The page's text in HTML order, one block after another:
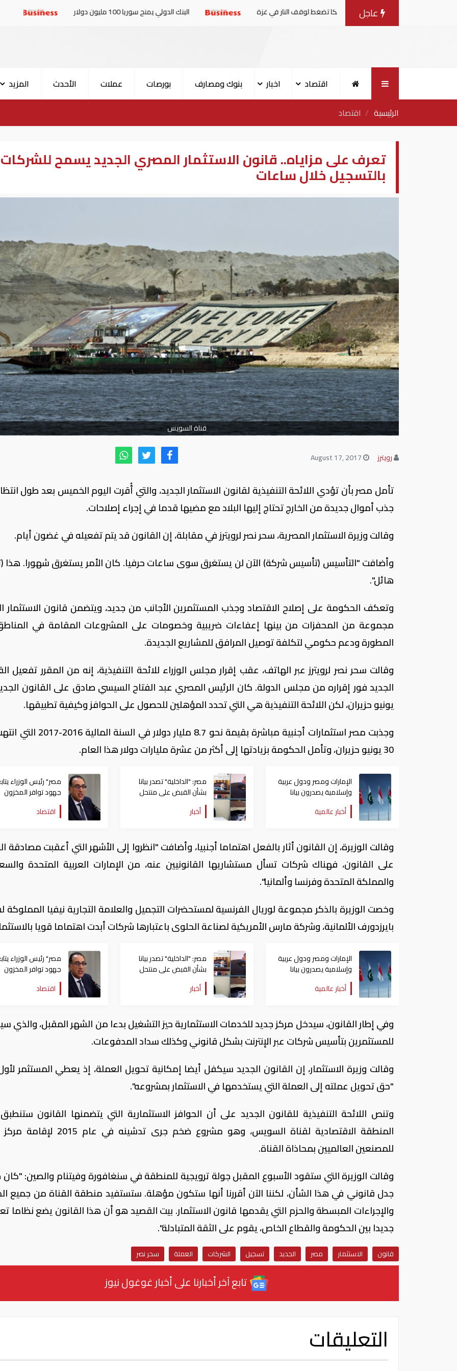
عاجل
مع إسرائيل.. وأمريكا تضغط لوقف النار في غزة البنك الدولي يمنح سوريا 100 مليون دولار الإمارات
اقتصاد اخبار بنوك ومصارف بورصات عملات الأحدث المزيد
الرئيسية
اقتصاد
تعرف على مزاياه.. قانون الاستثمار المصري الجديد يسمح للشركات
بالتسجيل خلال ساعات
قناة السويس
رويترز
تأمل مصر بأن تؤدي اللائحة التنفيذية لقانون الاستثمار الجديد، والتي أُقرت اليوم الخميس بعد طول
جذب أموال جديدة من الخارج تحتاج إليها البلاد مع مضيها قدما في إجراء إصلاحات.
وقالت وزيرة الاستثمار المصرية، سحر نصر لرويترز في مقابلة، إن القانون قد يتم تفعيله في غضون أيام.
وأضافت "التأسيس (تأسيس شركة) الآن لن يستغرق سوى ساعات حرفيا. كان الأمر يستغرق شهورا. هذا
هائل".
وتعكف الحكومة على إصلاح الاقتصاد وجذب المستثمرين الأجانب من جديد، ويتضمن قانون الاستثمار
مجموعة من المحفزات من بينها إعفاءات ضريبية وخصومات على المشروعات المقامة في
المطورة ودعم حكومي لتكلفة توصيل المرافق للمشاريع الجديدة.
وقالت سحر نصر لرويترز عبر الهاتف، عقب إقرار مجلس الوزراء للائحة التنفيذية، إنه من المقرر تفعيل
الجديد فور إقراره من مجلس الدولة. كان الرئيس المصري عبد الفتاح السيسي صادق على القانون
يونيو حزيران، لكن اللائحة التنفيذية هي التي تحدد المؤهلين للحصول على الحوافز وكيفية تطبيقها.
وجذبت مصر استثمارات أجنبية مباشرة بقيمة نحو 8.7 مليار
30 يونيو حزيران، وتأمل الحكومة بزيادتها إلى أكثر من عشرة مليارات دولار هذا العام.
الإمارات ومصر ودول عربية
وإسلامية يصدرون بيانا
مشتركا بشأن الانتهاكات
الإسرائيلية في غزة
أخبار عالمية
مصر: "الداخلية" تصدر بيانا
بشأن القبض على منتحل
صفة قاضي للاستيلاء على
المواطنين
أخبار
مصر" رئيس الوزراء
جهود توافر المخزون
الاستراتيجي من السلع
والمنتجات الأساسية
اقتصاد
وقالت الوزيرة، إن القانون أثار بالفعل اهتماما أجنبيا، وأضافت "انظروا إلى الأشهر التي أعقبت مصادقة
على القانون، فهناك شركات تسأل مستشاريها القانونيين عنه، من الإمارات العربية المتحدة
والمملكة المتحدة وفرنسا وألمانيا".
وخصت الوزيرة بالذكر مجموعة لوريال الفرنسية لمستحضرات التجميل والعلامة التجارية نيفيا المملوكة
بايرزدورف الألمانية، وشركة مارس الأمريكية لصناعة الحلوى باعتبارها شركات أبدت اهتماما قويا
الإمارات ومصر ودول عربية
وإسلامية يصدرون بيانا
مشتركا بشأن الانتهاكات
الإسرائيلية في غزة
أخبار عالمية
مصر: "الداخلية" تصدر بيانا
بشأن القبض على منتحل
صفة قاضي للاستيلاء على
المواطنين
أخبار
مصر" رئيس الوزراء
جهود توافر المخزون
الاستراتيجي من السلع
والمنتجات الأساسية
اقتصاد
وفي إطار القانون، سيدخل مركز جديد للخدمات الاستثمارية حيز التشغيل بدءا من الشهر المقبل، والذي
للمستثمرين بتأسيس شركات عبر الإنترنت بشكل قانوني وكذلك سداد المدفوعات.
وقالت وزيرة الاستثمار، إن القانون الجديد سيكفل أيضا إمكانية تحويل العملة، إذ يعطي المستثمر
"حق تحويل عملته إلى العملة التي يستخدمها في الاستثمار بمشروعه".
وتنص اللائحة التنفيذية للقانون الجديد على أن الحوافز الاستثمارية التي يتضمنها القانون
المنطقة الاقتصادية لقناة السويس، وهو مشروع ضخم جرى تدشينه
للمصنعين العالميين بمحاذاة القناة.
وقالت الوزيرة التي ستقود الأسبوع المقبل جولة ترويجية للمنطقة في سنغافورة وفيتنام والصين:
جدل قانوني في هذا الشأن، لكننا الآن أقررنا أنها ستكون مؤهلة. ستستفيد منطقة القناة من جميع
والإجراءات المبسطة والحزم التي يقدمها قانون الاستثمار. بيت القصيد هو أن هذا القانون يضع نظاما
جديدا بين الحكومة والقطاع الخاص، يقوم على الثقة المتبادلة".
قانون الاستثمار مصر الجديد تسجيل الشركات العملة سحر نصر
تابع آخر أخبارنا على أخبار غوغول نيوز
التعليقات